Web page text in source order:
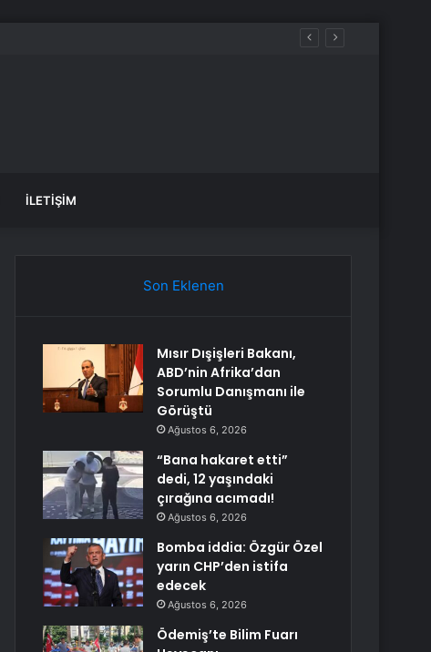
İLETIŞIM
Son Eklenen
Mısır Dışişleri Bakanı,
ABD’nin Afrika’dan
Sorumlu Danışmanı ile
Görüştü
Ağustos 6, 2026
“Bana hakaret etti”
dedi, 12 yaşındaki
çırağına acımadı!
Ağustos 6, 2026
Bomba iddia: Özgür Özel
yarın CHP’den istifa
edecek
Ağustos 6, 2026
Ödemiş’te Bilim Fuarı